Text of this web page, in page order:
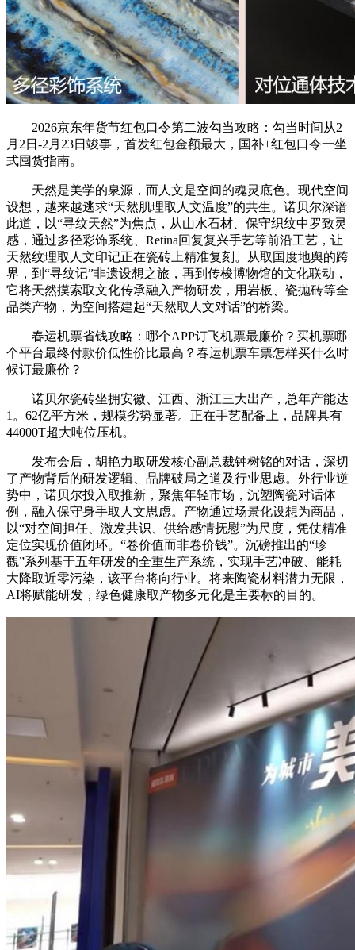
2026京东年货节红包口令第二波勾当攻略：勾当时间从2
月2日-2月23日竣事，首发红包金额最大，国补+红包口令一坐
式囤货指南。
天然是美学的泉源，而人文是空间的魂灵底色。现代空间
设想，越来越逃求“天然肌理取人文温度”的共生。诺贝尔深谙
此道，以“寻纹天然”为焦点，从山水石材、保守织纹中罗致灵
感，通过多径彩饰系统、Retina回复复兴手艺等前沿工艺，让
天然纹理取人文印记正在瓷砖上精准复刻。从取国度地舆的跨
界，到“寻纹记”非遗设想之旅，再到传梭博物馆的文化联动，
它将天然摸索取文化传承融入产物研发，用岩板、瓷抛砖等全
品类产物，为空间搭建起“天然取人文对话”的桥梁。
春运机票省钱攻略：哪个APP订飞机票最廉价？买机票哪
个平台最终付款价低性价比最高？春运机票车票怎样买什么时
候订最廉价？
诺贝尔瓷砖坐拥安徽、江西、浙江三大出产，总年产能达
1。62亿平方米，规模劣势显著。正在手艺配备上，品牌具有
44000T超大吨位压机。
发布会后，胡艳力取研发核心副总裁钟树铭的对话，深切
了产物背后的研发逻辑、品牌破局之道及行业思虑。外行业逆
势中，诺贝尔投入取推新，聚焦年轻市场，沉塑陶瓷对话体
例，融入保守身手取人文思虑。产物通过场景化设想为商品，
以“对空间担任、激发共识、供给感情抚慰”为尺度，凭仗精准
定位实现价值闭环。“卷价值而非卷价钱”。沉磅推出的“珍
觀”系列基于五年研发的全重生产系统，实现手艺冲破、能耗
大降取近零污染，该平台将向行业。将来陶瓷材料潜力无限，
AI将赋能研发，绿色健康取产物多元化是主要标的目的。